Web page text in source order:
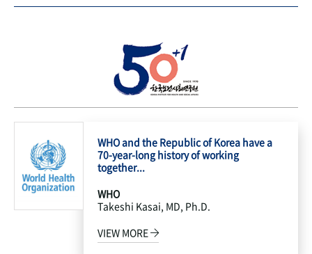
WHO and the Republic of Korea have a
70-year-long history of working
together...
WHO
Takeshi Kasai, MD, Ph.D.
VIEW MORE